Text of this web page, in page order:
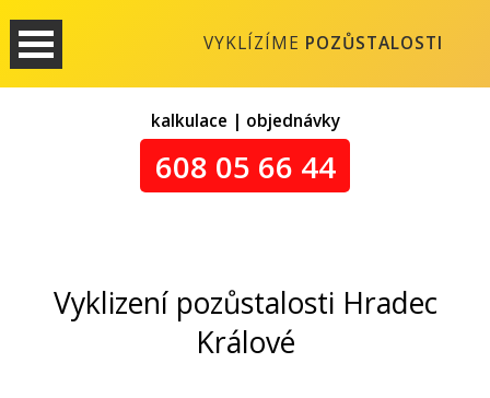
VYKLÍZÍME POZŮSTALOSTI
kalkulace | objednávky
608 05 66 44
Vyklizení pozůstalosti Hradec
Králové